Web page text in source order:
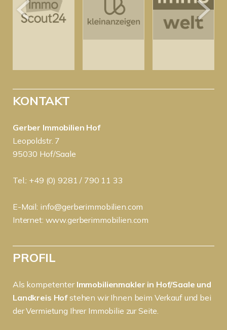
KONTAKT
Gerber Immobilien Hof
Leopoldstr. 7
95030 Hof/Saale
Tel.: +49 (0) 9281 / 790 11 33
E-Mail: info@gerberimmobilien.com
Internet: www.gerberimmobilien.com
PROFIL
Als kompetenter Immobilienmakler in Hof/Saale und
Landkreis Hofstehen wir Ihnen beim Verkauf und bei
der Vermietung Ihrer Immobilie zur Seite.